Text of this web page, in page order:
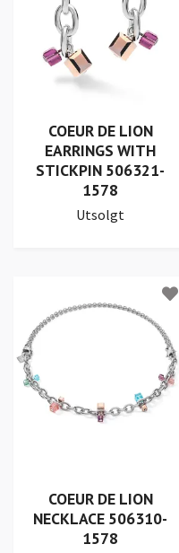
COEUR DE LION
EARRINGS WITH
STICKPIN 506321-
1578
Utsolgt
COEUR DE LION
NECKLACE 506310-
1578